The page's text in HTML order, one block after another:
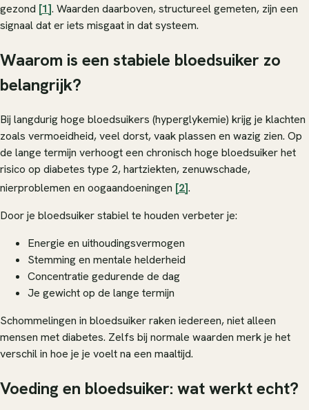
gezond [1]. Waarden daarboven, structureel gemeten, zijn een
signaal dat er iets misgaat in dat systeem.
Waarom is een stabiele bloedsuiker zo
belangrijk?
Bij langdurig hoge bloedsuikers (hyperglykemie) krijg je klachten
zoals vermoeidheid, veel dorst, vaak plassen en wazig zien. Op
de lange termijn verhoogt een chronisch hoge bloedsuiker het
risico op diabetes type 2, hartziekten, zenuwschade,
nierproblemen en oogaandoeningen [2].
Door je bloedsuiker stabiel te houden verbeter je:
Energie en uithoudingsvermogen
Stemming en mentale helderheid
Concentratie gedurende de dag
Je gewicht op de lange termijn
Schommelingen in bloedsuiker raken iedereen, niet alleen
mensen met diabetes. Zelfs bij normale waarden merk je het
verschil in hoe je je voelt na een maaltijd.
Voeding en bloedsuiker: wat werkt echt?